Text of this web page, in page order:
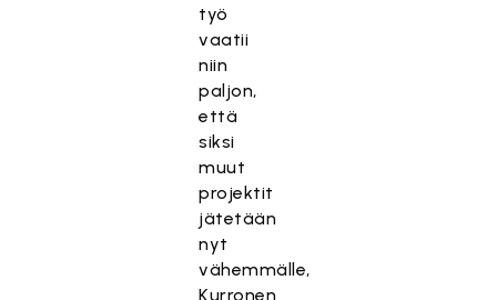
työ
vaatii
niin
paljon,
että
siksi
muut
projektit
jätetään
nyt
vähemmälle,
Kurronen